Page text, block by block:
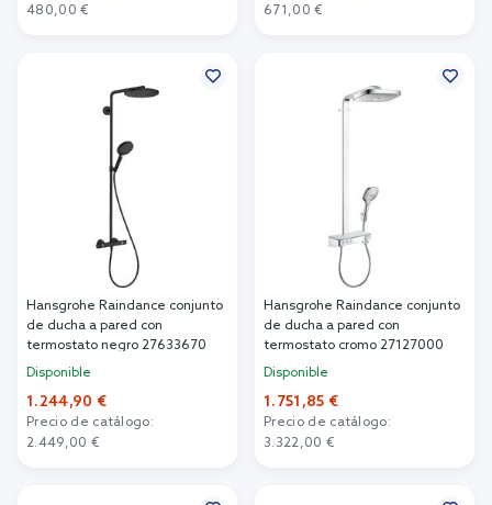
480,00 €
671,00 €
Hansgrohe Raindance conjunto
de ducha a pared con
termostato negro 27633670
Disponible
1.244,90 €
Precio de catálogo:
2.449,00 €
Hansgrohe Raindance conjunto
de ducha a pared con
termostato cromo 27127000
Disponible
1.751,85 €
Precio de catálogo:
3.322,00 €